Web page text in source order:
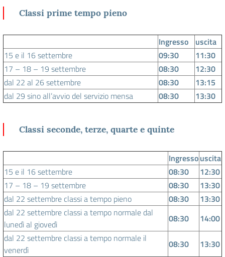
Classi prime tempo pieno
Ingresso
uscita
15 e il 16 settembre
09:30
11:30
17 – 18 – 19 settembre
08:30
12:30
dal 22 al 26 settembre
08:30
13:15
dal 29 sino all’avvio del servizio mensa
08:30 13:30
Classi seconde, terze, quarte e quinte
Ingressouscita
15 e il 16 settembre
08:30
12:30
17 – 18 – 19 settembre
08:30
13:30
dal 22 settembre classi a tempo pieno
08:30
13:30
dal 22 settembre classi a tempo normale dal
lunedì al giovedì
08:30
14:00
dal 22 settembre classi a tempo normale il
venerdì
08:30 13:30